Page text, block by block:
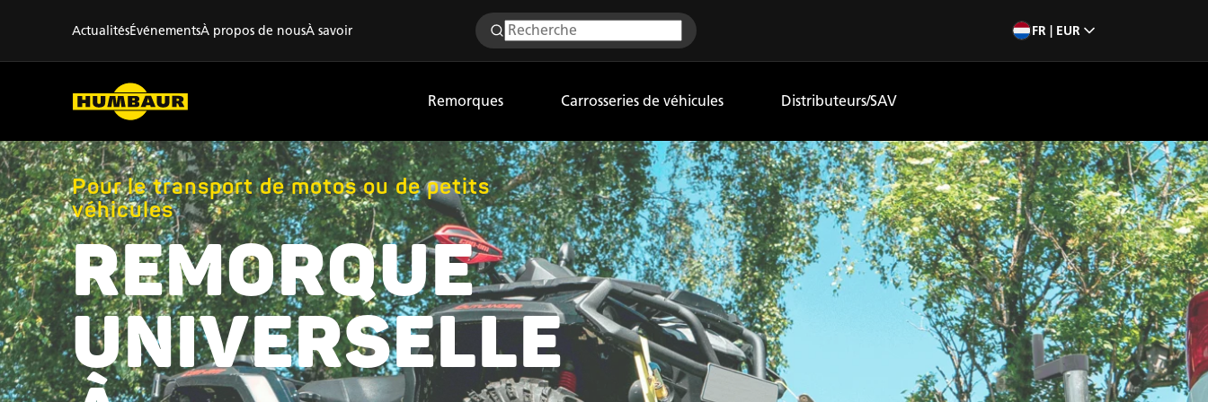
ActualitésÉvénementsÀ propos de nousÀ savoir FR | EUR
Remorques Carrosseries de véhicules Distributeurs/SAV
Pour le transport de motos ou de petits
véhicules
REMORQUE
UNIVERSELLE